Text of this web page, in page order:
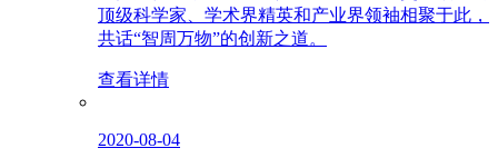
顶级科学家、学术界精英和产业界领袖相聚于此，
共话“智周万物”的创新之道。
查看详情
2020-08-04